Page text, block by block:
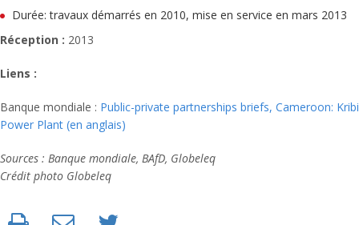
Durée: travaux démarrés en 2010, mise en service en mars 2013
Réception : 2013
Liens :
Banque mondiale : Public-private partnerships briefs, Cameroon: Kribi
Power Plant (en anglais)
Sources : Banque mondiale, BAfD, Globeleq
Crédit photo Globeleq